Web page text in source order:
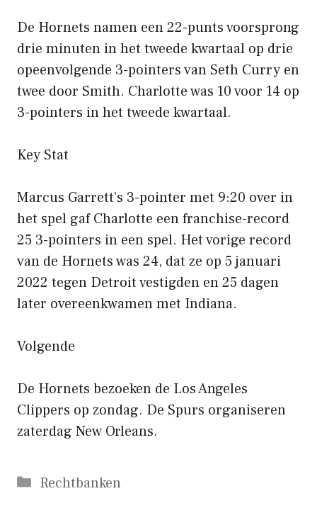
De Hornets namen een 22-punts voorsprong
drie minuten in het tweede kwartaal op drie
opeenvolgende 3-pointers van Seth Curry en
twee door Smith. Charlotte was 10 voor 14 op
3-pointers in het tweede kwartaal.
Key Stat
Marcus Garrett’s 3-pointer met 9:20 over in
het spel gaf Charlotte een franchise-record
25 3-pointers in een spel. Het vorige record
van de Hornets was 24, dat ze op 5 januari
2022 tegen Detroit vestigden en 25 dagen
later overeenkwamen met Indiana.
Volgende
De Hornets bezoeken de Los Angeles
Clippers op zondag. De Spurs organiseren
zaterdag New Orleans.
Categorieën
Rechtbanken